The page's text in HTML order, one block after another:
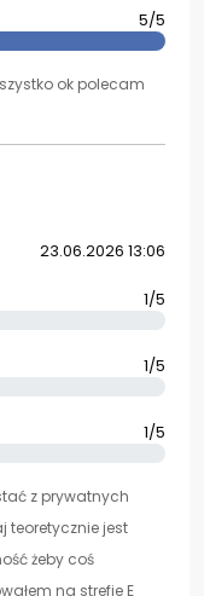
5/5
ok polecam
23.06.2026 13:06
1/5
1/5
1/5
z prywatnych
teoretycznie jest
żeby coś
na strefie E